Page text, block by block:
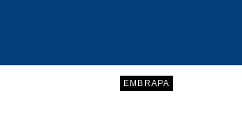
EMBRAPA